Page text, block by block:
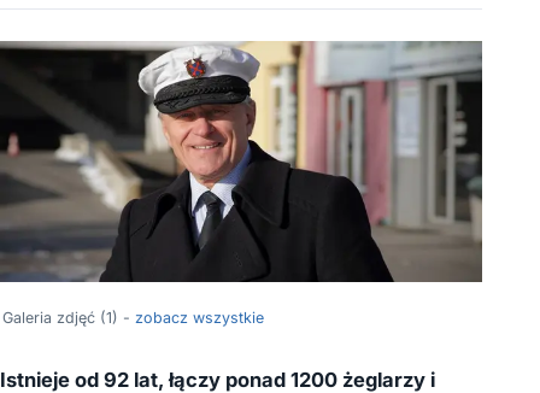
Galeria zdjęć (1) - zobacz wszystkie
Istnieje od 92 lat, łączy ponad 1200 żeglarzy i